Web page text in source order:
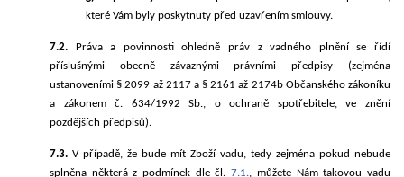
které Vám byly poskytnuty před uzavřením smlouvy.
7.2. Práva a povinnosti ohledně práv z vadného plnění se řídí
příslušnými obecně závaznými právními předpisy (zejména
ustanoveními § 2099 až 2117 a § 2161 až 2174b Občanského zákoníku
a zákonem č. 634/1992 Sb., o ochraně spotřebitele, ve znění
pozdějších předpisů).
7.3. V případě, žebude mít Zboží vadu, tedy zejména pokud nebude
splněna některá z podmínek dle čl.7.1., můžete Nám takovou vadu